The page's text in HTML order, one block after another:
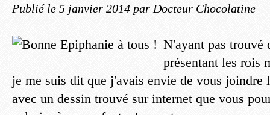
Publié le 5 janvier 2014 par Docteur Chocolatine
N'ayant pas trouvé
présentant les rois
je me suis dit que j'avais envie de vous joindre
avec un dessin trouvé sur internet que vous